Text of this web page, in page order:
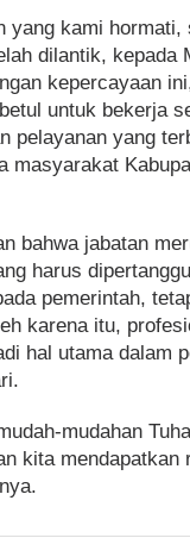
yang kami hormati,
dilantik, kepada
kepercayaan
untuk bekerja
pelayanan yang
masyarakat
bahwa jabatan
harus
pemerintah,
karena itu,
hal utama dalam
mudahan
kita mendapatkan